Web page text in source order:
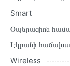
Smart
Օպերացիոն
Էկրանի
Wireless